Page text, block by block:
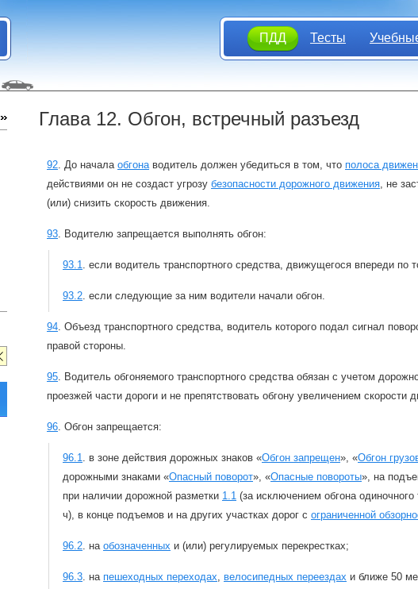
ПДД Тесты
Глава 12. Обгон, встречный разъезд
92. До начала обгонаводитель должен убедиться в том, что полоса
действиями он не создаст угрозу безопасности дорожного движения, не
(или) снизить скорость движения.
93. Водителю запрещается выполнять обгон:
93.1. если водитель транспортного средства, движущегося впереди по
93.2. если следующие за ним водители начали обгон.
94. Объезд транспортного средства, водитель которого подал сигнал
правой стороны.
95. Водитель обгоняемого транспортного средства обязан с учетом
проезжей части дороги и не препятствовать обгону увеличением
96. Обгон запрещается:
96.1. в зоне действия дорожных знаков «Обгон запрещен», «Обгон
дорожными знаками «Опасный поворот», «Опасные повороты», на
при наличии дорожной разметки 1.1 (за исключением обгона
ч), в конце подъемов и на других участках дорог с ограниченной
96.2. на обозначенных и (или) регулируемых перекрестках;
96.3. на пешеходных переходах, велосипедных переездах и ближе 50